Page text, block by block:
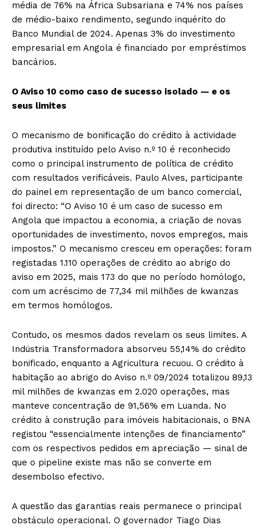
média de 76% na África Subsariana e 74% nos países
de médio-baixo rendimento, segundo inquérito do
Banco Mundial de 2024. Apenas 3% do investimento
empresarial em Angola é financiado por empréstimos
bancários.
O Aviso 10 como caso de sucesso isolado — e os
seus limites
O mecanismo de bonificação do crédito à actividade
produtiva instituído pelo Aviso n.º 10 é reconhecido
como o principal instrumento de política de crédito
com resultados verificáveis. Paulo Alves, participante
do painel em representação de um banco comercial,
foi directo: “O Aviso 10 é um caso de sucesso em
Angola que impactou a economia, a criação de novas
oportunidades de investimento, novos empregos, mais
impostos.” O mecanismo cresceu em operações: foram
registadas 1.110 operações de crédito ao abrigo do
aviso em 2025, mais 173 do que no período homólogo,
com um acréscimo de 77,34 mil milhões de kwanzas
em termos homólogos.
Contudo, os mesmos dados revelam os seus limites. A
Indústria Transformadora absorveu 55,14% do crédito
bonificado, enquanto a Agricultura recuou. O crédito à
habitação ao abrigo do Aviso n.º 09/2024 totalizou 89,13
mil milhões de kwanzas em 2.020 operações, mas
manteve concentração de 91,56% em Luanda. No
crédito à construção para imóveis habitacionais, o BNA
registou “essencialmente intenções de financiamento”
com os respectivos pedidos em apreciação — sinal de
que o pipeline existe mas não se converte em
desembolso efectivo.
A questão das garantias reais permanece o principal
obstáculo operacional. O governador Tiago Dias